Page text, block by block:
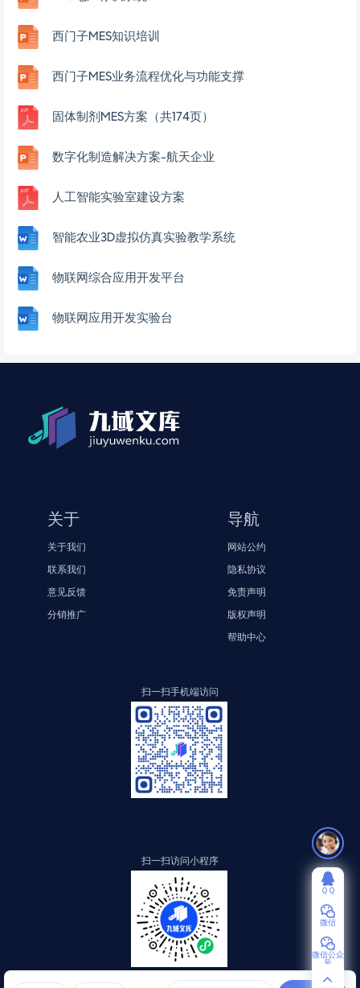
西门子MES知识培训
西门子MES业务流程优化与功能支撑
固体制剂MES方案（共174页）
数字化制造解决方案-航天企业
人工智能实验室建设方案
智能农业3D虚拟仿真实验教学系统
物联网综合应用开发平台
物联网应用开发实验台
关于
关于我们
联系我们
意见反馈
分销推广
导航
网站公约
隐私协议
免责声明
版权声明
帮助中心
扫一扫手机端访问
扫一扫访问小程序
ＱＱ
微信
微信公众
号